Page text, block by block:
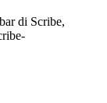
di Scribe,